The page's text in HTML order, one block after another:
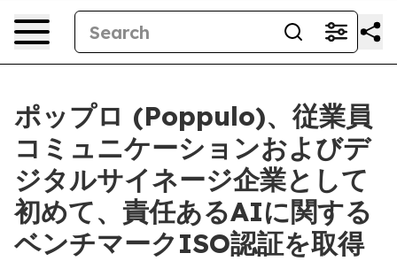
ポップロ (Poppulo)、従業員
コミュニケーションおよびデ
ジタルサイネージ企業として
初めて、責任あるAIに関する
ベンチマークISO認証を取得